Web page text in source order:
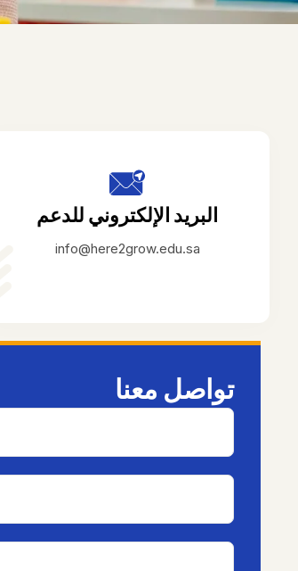
البريد الإلكتروني للدعم
info@here2grow.edu.sa
تواصل معنا